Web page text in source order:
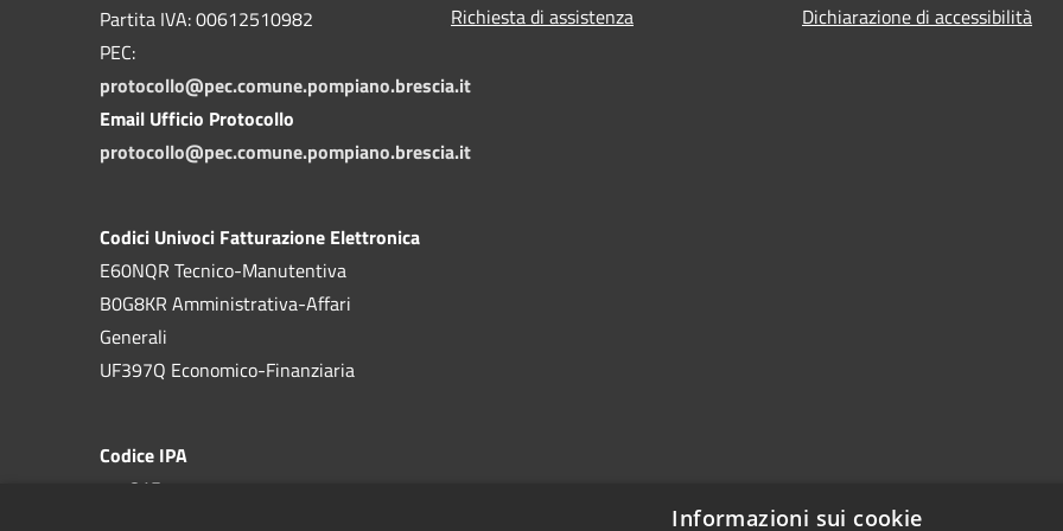
Partita IVA: 00612510982
PEC:
protocollo@pec.comune.pompiano.brescia.it
Email Ufficio Protocollo
protocollo@pec.comune.pompiano.brescia.it
Codici Univoci Fatturazione Elettronica
E60NQR Tecnico-Manutentiva
B0G8KR Amministrativa-Affari
Generali
UF397Q Economico-Finanziaria
Codice IPA
c_g815
Richiesta di assistenza Dichiarazione di accessibilità
Informazioni sui cookie